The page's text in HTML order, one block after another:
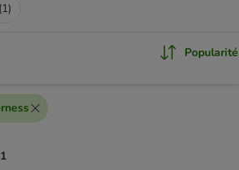
(1)
Popularité